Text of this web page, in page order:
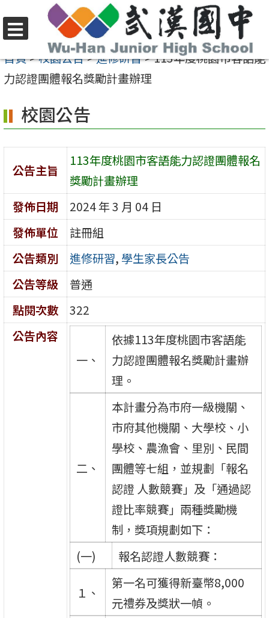
至
要
容
區
選
單
首頁>校園公告>進修研習>113年度桃園市客語能
力認證團體報名獎勵計畫辦理
校園公告
公告主旨
113年度桃園市客語能力認證團體報名
獎勵計畫辦理
發佈日期
2024 年 3 月 04 日
發佈單位
註冊組
公告類別
進修研習, 學生家長公告
公告等級
普通
點閱次數
322
公告內容
一、
依據113年度桃園市客語能
力認證團體報名獎勵計畫辦
理。
二、
本計畫分為市府一級機關、
市府其他機關、大學校、小
學校、農漁會、里別、民間
團體等七組，並規劃「報名
認證 人數競賽」及「通過認
證比率競賽」兩種獎勵機
制，獎項規劃如下：
(一)
報名認證人數競賽：
１、
第一名可獲得新臺幣8,000
元禮券及獎狀一幀。